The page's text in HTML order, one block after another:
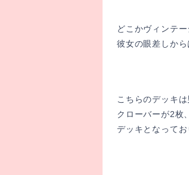
どこかヴィンテ
彼女の眼差しか
こちらのデッキ
クローバーが2枚
デッキとなってお